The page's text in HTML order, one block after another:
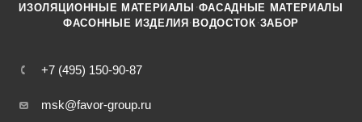
+7 (495) 150-90-87
msk@favor-group.ru
ИЗОЛЯЦИОННЫЕ МАТЕРИАЛЫ ·ФАСАДНЫЕ МАТЕРИАЛЫ
ФАСОННЫЕ ИЗДЕЛИЯ ·ВОДОСТОК ·ЗАБОР